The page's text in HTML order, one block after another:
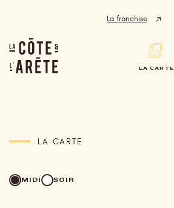
La franchise
LA CARTE
LA CARTE
MIDI SOIR